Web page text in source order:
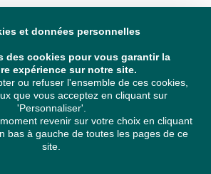
et données personnelles
des cookies pour vous garantir la
expérience sur notre site.
ou refuser l'ensemble de ces cookies,
que vous acceptez en cliquant sur
'Personnaliser'.
revenir sur votre choix en cliquant
bas à gauche de toutes les pages de ce
site.